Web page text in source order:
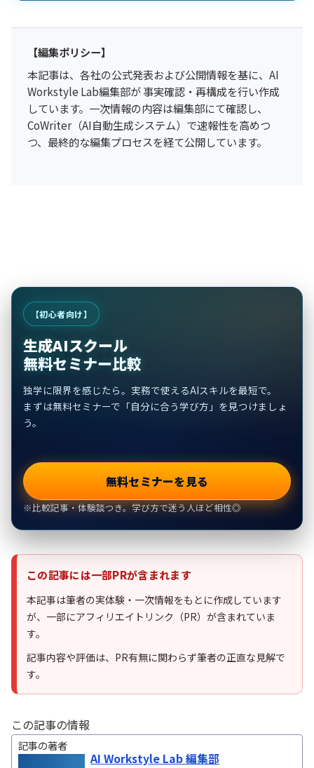
【編集ポリシー】
本記事は、各社の公式発表および公開情報を基に、AI
Workstyle Lab編集部が 事実確認・再構成を行い作成
しています。一次情報の内容は編集部にて確認し、
CoWriter（AI自動生成システム）で速報性を高めつ
つ、最終的な編集プロセスを経て公開しています。
【初心者向け】
生成AIスクール
無料セミナー比較
独学に限界を感じたら。実務で使えるAIスキルを最短で。
まずは無料セミナーで「自分に合う学び方」を見つけましょ
う。
無料セミナーを見る
※比較記事・体験談つき。学び方で迷う人ほど相性◎
この記事には一部PRが含まれます
本記事は筆者の実体験・一次情報をもとに作成しています
が、一部にアフィリエイトリンク（PR）が含まれていま
す。
記事内容や評価は、PR有無に関わらず筆者の正直な見解で
す。
この記事の情報
記事の著者
AI Workstyle Lab 編集部